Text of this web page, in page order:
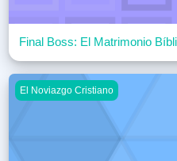
Final Boss: El Matrimonio
Noviazgo hacia el Matrimonio
El Noviazgo Cristiano